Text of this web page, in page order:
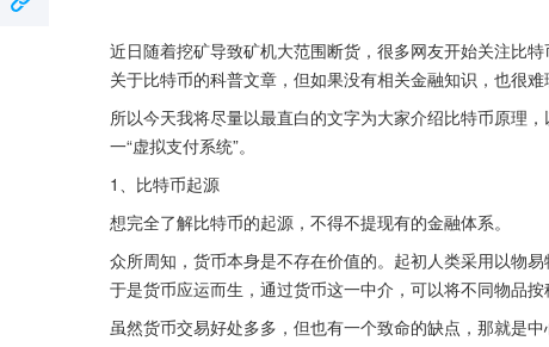
近日随着挖矿导致矿机大范围断货，很多网友开始关注比
关于比特币的科普文章，但如果没有相关金融知识，也很难
所以今天我将尽量以最直白的文字为大家介绍比特币原理
一“虚拟支付系统”。
1、比特币起源
想完全了解比特币的起源，不得不提现有的金融体系。
众所周知，货币本身是不存在价值的。起初人类采用以物
于是货币应运而生，通过货币这一中介，可以将不同物品按
虽然货币交易好处多多，但也有一个致命的缺点，那就是